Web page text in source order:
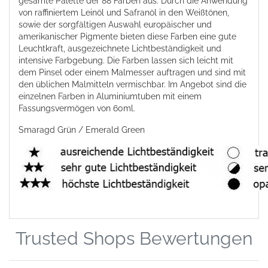
von raffiniertem Leinöl und Safranöl in den Weißtönen,
sowie der sorgfältigen Auswahl europäischer und
amerikanischer Pigmente bieten diese Farben eine gute
Leuchtkraft, ausgezeichnete Lichtbeständigkeit und
intensive Farbgebung. Die Farben lassen sich leicht mit
dem Pinsel oder einem Malmesser auftragen und sind mit
den üblichen Malmitteln vermischbar. Im Angebot sind die
einzelnen Farben in Aluminiumtuben mit einem
Fassungsvermögen von 60ml.
Smaragd Grün / Emerald Green
Trusted Shops Bewertungen